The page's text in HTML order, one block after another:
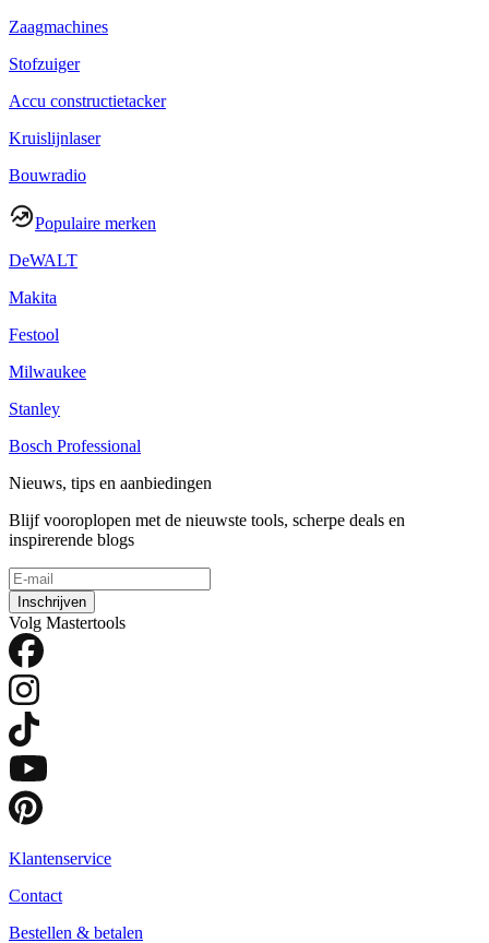
Zaagmachines
Stofzuiger
Accu constructietacker
Kruislijnlaser
Bouwradio
Populaire merken
DeWALT
Makita
Festool
Milwaukee
Stanley
Bosch Professional
Nieuws, tips en aanbiedingen
Blijf vooroplopen met de nieuwste tools, scherpe deals en
inspirerende blogs
Inschrijven
Volg Mastertools
Klantenservice
Contact
Bestellen & betalen